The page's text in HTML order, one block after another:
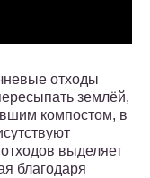
отходы
землёй,
компостом, в
выделяет
благодаря